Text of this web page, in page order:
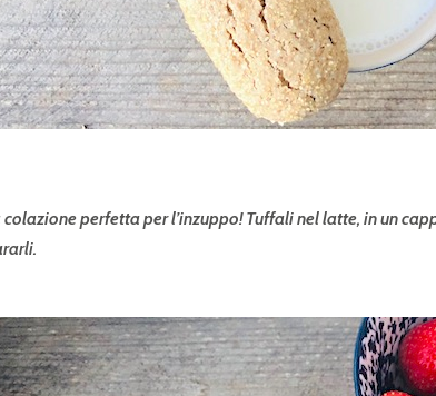
perfetta per l’inzuppo! Tuffali nel latte, in un